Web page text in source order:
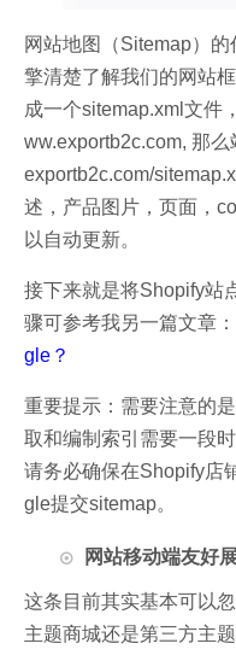
网站地图（Sitemap）的
擎清楚了解我们的网站
成一个sitemap.xml文件
ww.exportb2c.com, 那
exportb2c.com/
述，产品图片，页面，
以自动更新。
接下来就是将Shopify站
骤可参考我另一篇文章：
gle？
重要提示：需要注意的
取和编制索引需要一段
请务必确保在Shopify店
gle提交sitemap。
网站移动端友好
这条目前其实基本可以
主题商城还是第三方主